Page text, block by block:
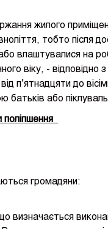
жилого
тобто після
або влаштувалися на
віку, - відповідно
п’ятнадцяти до
або
громадяни:
визначається